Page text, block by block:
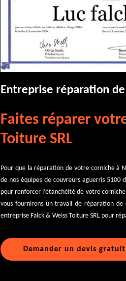
Entreprise réparation
Faites réparer
Toiture SRL
Pour que la réparation de votre corniche à
de nos équipes de couvreurs aguerris
pour renforcer l’étanchéité de votre
vous fournirons un travail de réparation
entreprise Falck & Weiss Toiture SRL pour
Demander un devis gratuit